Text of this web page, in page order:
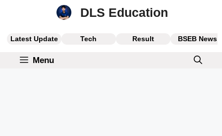
DLS Education
Latest Update Tech Result BSEB News
Menu